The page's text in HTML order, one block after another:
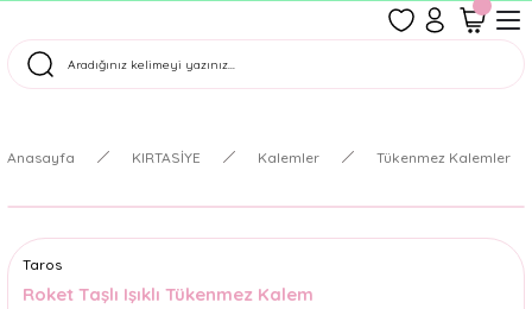
Tüm Siparişler Aynı Gün Kargoda!
Anasayfa KIRTASİYE Kalemler Tükenmez Kalemler
Taros
Roket Taşlı Işıklı Tükenmez Kalem